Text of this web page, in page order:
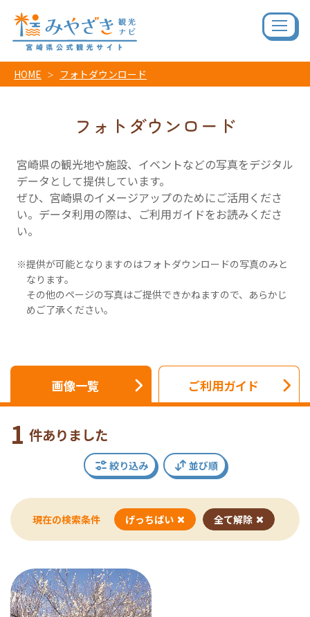
HOME フォトダウンロード
フォトダウンロード
宮崎県の観光地や施設、イベントなどの写真をデジタル
データとして提供しています。
ぜひ、宮崎県のイメージアップのためにご活用くださ
い。データ利用の際は、ご利用ガイドをお読みくださ
い。
提供が可能となりますのはフォトダウンロードの写真のみと
なります。
その他のページの写真はご提供できかねますので、あらかじ
めご了承ください。
画像一覧 ご利用ガイド
1 件ありました
絞り込み 並び順
現在の検索条件 げっちばい 全て解除